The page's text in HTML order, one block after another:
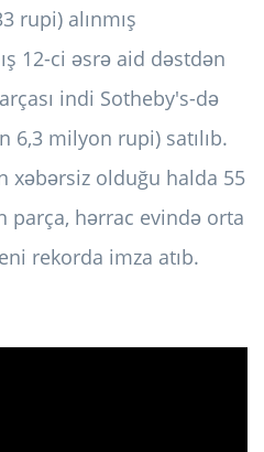
rupi) alınmış
12-ci əsrə aid dəstdən
indi Sotheby's-də
6,3 milyon rupi) satılıb.
xəbərsiz olduğu halda 55
parça, hərrac evində orta
rekorda imza atıb.